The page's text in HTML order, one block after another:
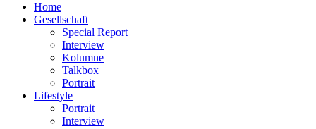
Home
Gesellschaft
Special Report
Interview
Kolumne
Talkbox
Portrait
Lifestyle
Portrait
Interview